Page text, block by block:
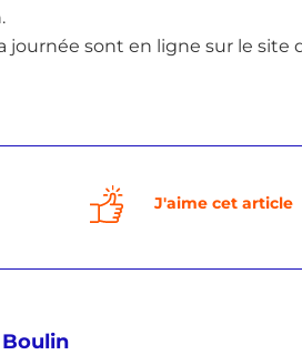
sont en ligne sur le site
J'aime cet article